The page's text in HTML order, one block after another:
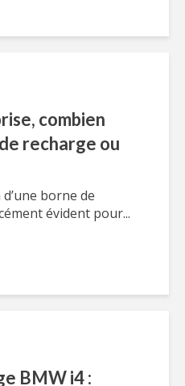
combien
recharge ou
borne de
évident pour...
BMW i4 :